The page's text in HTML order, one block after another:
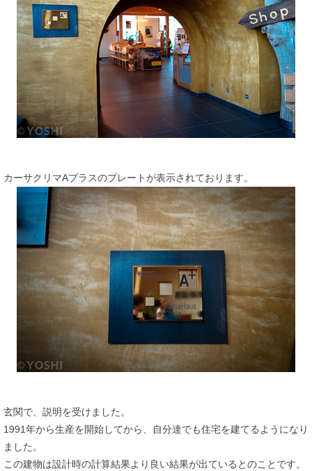
カーサクリマAプラスのプレートが表示されております。
玄関で、説明を受けました。
1991年から生産を開始してから、自分達でも住宅を建てるようになり
ました。
この建物は設計時の計算結果より良い結果が出ているとのことです。